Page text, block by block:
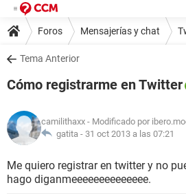
Foros Mensajerías y chat
Tema Anterior
Cómo registrarme en Twitter
camilithaxx - Modificado por
gatita - 31 oct 2013 a las 07:21
Me quiero registrar en twitter y no
hago diganmeeeeeeeeeeeeee.